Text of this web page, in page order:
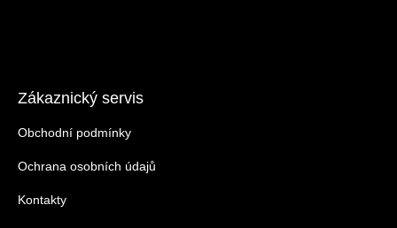
Zákaznický servis
Obchodní podmínky
Ochrana osobních údajů
Kontakty